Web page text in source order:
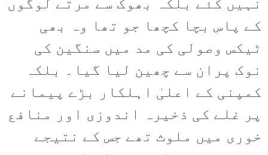
نہیں کئے بلکہ بھوک سے مرتے لوگوں
کے پاس بچا کچھا جو تھا وہ بھی
ٹیکس وصولی کی مد میں سنگین کی
نوک پران سے چھین لیا گیا۔ بلکہ
کمپنی کے اعلیٰ اہلکار بڑے پیمانے
پر غلے کی ذخیرہ اندوزی اور منافع
خوری میں ملوث تھے جس کے نتیجے